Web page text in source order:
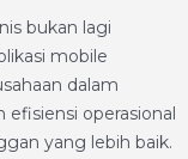
bukan lagi
mobile
dalam
operasional
yang lebih baik.